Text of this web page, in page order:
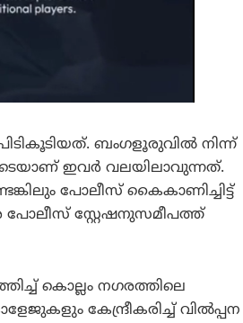
ബംഗളൂരുവിൽ നിന്ന്
ഇവർ വലയിലാവുന്നത്.
പോലീസ് കൈകാണിച്ചിട്ട്
സ്റ്റേഷനുസമീപത്ത്
കൊല്ലം നഗരത്തിലെ
കേന്ദ്രീകരിച്ച് വിൽപ്പന